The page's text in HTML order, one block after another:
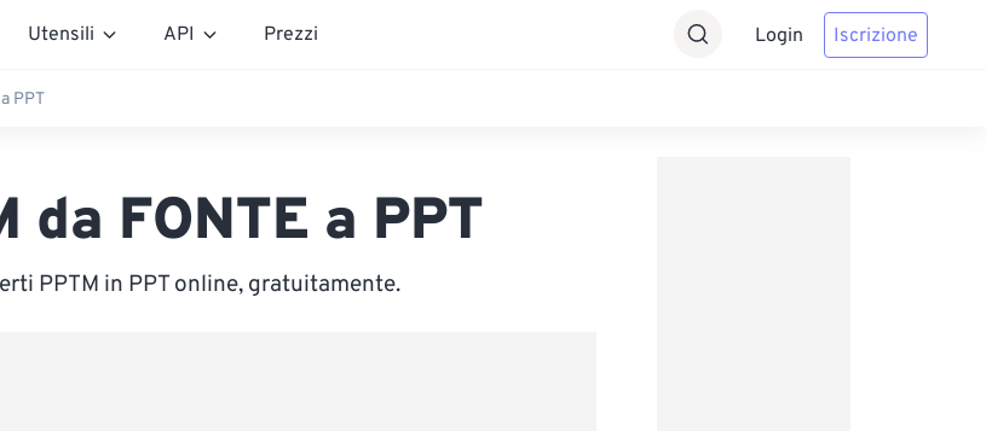
Utensili API Prezzi Login Iscrizione
PPT
da FONTE a PPT
PPTM in PPT online, gratuitamente.